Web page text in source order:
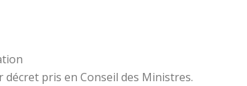
pris en Conseil des Ministres.